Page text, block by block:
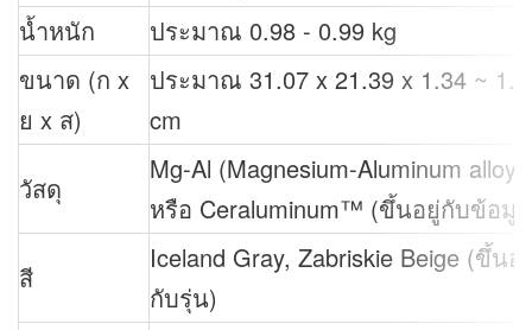
น้ำหนัก
ประมาณ 0.98 - 0.99 kg
ขนาด (ก x
ย x ส)
ประมาณ 31.07 x 21.39 x 1.34 ~
cm
วัสดุ
Mg-Al (Magnesium-Aluminum alloy)
หรือ Ceraluminum™ (ขึ้นอยู่กับข้อมู
สี
Iceland Gray, Zabriskie Beige (ขึ้นอ
กับรุ่น)